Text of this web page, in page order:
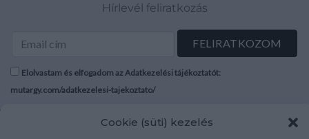
Cookie (süti) kezelés
Hírlevél feliratkozás
Elolvastam és elfogadom az Adatkezelési tájékoztatót:
mutargy.com/adatkezelesi-tajekoztato/
Áraink